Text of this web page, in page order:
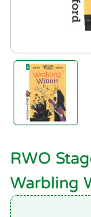
RWO
Warbling